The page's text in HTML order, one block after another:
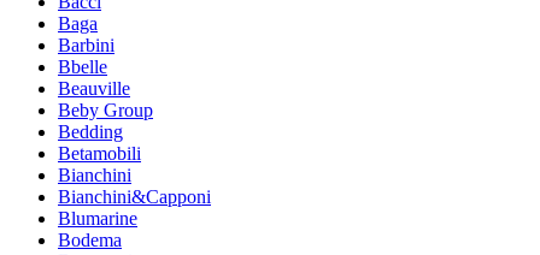
Baga
Barbini
Bbelle
Beauville
Beby Group
Bedding
Betamobili
Bianchini
Bianchini&Capponi
Blumarine
Bodema